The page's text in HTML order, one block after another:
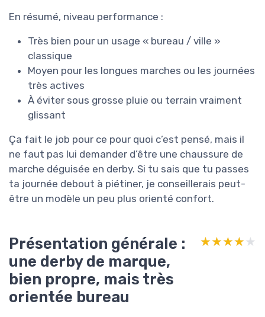
En résumé, niveau performance :
Très bien pour un usage « bureau / ville »
classique
Moyen pour les longues marches ou les journées
très actives
À éviter sous grosse pluie ou terrain vraiment
glissant
Ça fait le job pour ce pour quoi c’est pensé, mais il
ne faut pas lui demander d’être une chaussure de
marche déguisée en derby. Si tu sais que tu passes
ta journée debout à piétiner, je conseillerais peut-
être un modèle un peu plus orienté confort.
Présentation générale :
une derby de marque,
bien propre, mais très
orientée bureau
★★★★★
★★★★★